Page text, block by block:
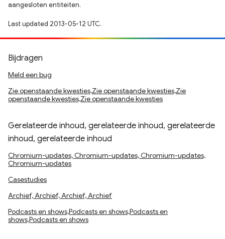
aangesloten entiteiten.
Last updated 2013-05-12 UTC.
Bijdragen
Meld een bug
Zie openstaande kwesties,Zie openstaande kwesties,Zie
openstaande kwesties,Zie openstaande kwesties
Gerelateerde inhoud, gerelateerde inhoud, gerelateerde
inhoud, gerelateerde inhoud
Chromium-updates, Chromium-updates, Chromium-updates,
Chromium-updates
Casestudies
Archief, Archief, Archief, Archief
Podcasts en shows,Podcasts en shows,Podcasts en
shows,Podcasts en shows